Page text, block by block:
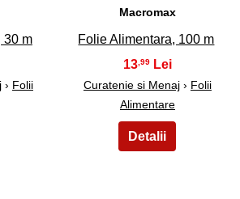
30 m
› Folii
Macromax
Folie Alimentara, 100 m
13,99
Curatenie si Menaj› Folii
Alimentare